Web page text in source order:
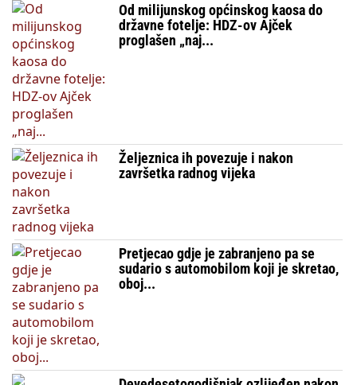
Od milijunskog općinskog kaosa do
državne fotelje: HDZ-ov Ajček
proglašen „naj...
Željeznica ih povezuje i nakon
završetka radnog vijeka
Pretjecao gdje je zabranjeno pa se
sudario s automobilom koji je skretao,
oboj...